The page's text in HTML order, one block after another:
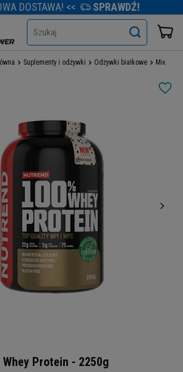
DOSTAWA! << SPRAWDŹ!
Szukaj
Suplementy i odżywki Odżywki białkowe
Whey Protein - 2250g